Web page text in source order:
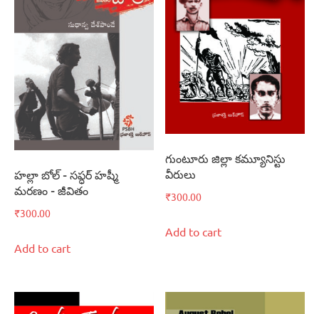
హల్లా బోల్‌ – సప్ధర్‌ హష్మీ
మరణం – జీవితం
₹300.00
Add to cart
గుంటూరు జిల్లా కమ్యూనిస్టు
వీరులు
₹300.00
Add to cart